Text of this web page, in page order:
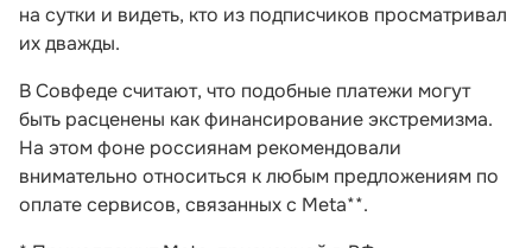
на сутки и видеть, кто из подписчиков просматривал
их дважды.
В Совфеде считают, что подобные платежи могут
быть расценены как финансирование экстремизма.
На этом фоне россиянам рекомендовали
внимательно относиться к любым предложениям по
оплате сервисов, связанных с Meta**.